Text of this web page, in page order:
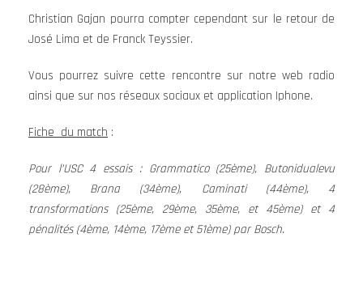
Christian Gajan pourra compter cependant sur le retour de
José Lima et de Franck Teyssier.
Vous pourrez suivre cette rencontre sur notre web radio
ainsi que sur nos réseaux sociaux et application Iphone.
Fiche du match :
Pour l’USC 4 essais : Grammatico (25ème), Butonidualevu
(28ème), Brana (34ème), Caminati (44ème), 4
transformations (25ème, 29ème, 35ème, et 45ème) et 4
pénalités (4ème, 14ème, 17ème et 51ème) par Bosch.